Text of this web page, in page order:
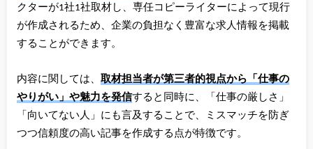
クターが1社1社取材し、専任コピーライターによって現行
が作成されるため、企業の負担なく豊富な求人情報を掲載
することができます。
内容に関しては、 取材担当者が第三者的視点から「仕事の
やりがい」や魅力を発信すると同時に、「仕事の厳しさ」
「向いてない人」にも言及することで、ミスマッチを防ぎ
つつ信頼度の高い記事を作成する点が特徴です。